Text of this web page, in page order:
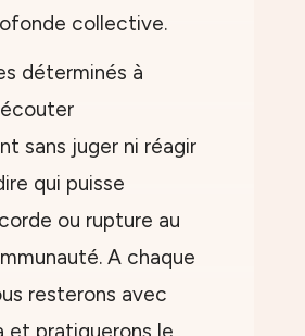
collective.
déterminés à
sans juger ni réagir
qui puisse
ou rupture au
A chaque
resterons avec